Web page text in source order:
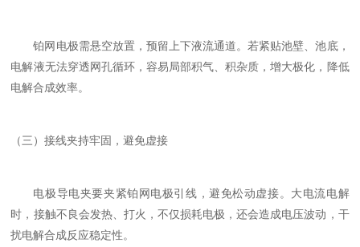
铂网电极需悬空放置，预留上下液流通道。若紧贴池壁、池底，
电解液无法穿透网孔循环，容易局部积气、积杂质，增大极化，降低
电解合成效率。
（三）接线夹持牢固，避免虚接
电极导电夹要夹紧铂网电极引线，避免松动虚接。大电流电解
时，接触不良会发热、打火，不仅损耗电极，还会造成电压波动，干
扰电解合成反应稳定性。